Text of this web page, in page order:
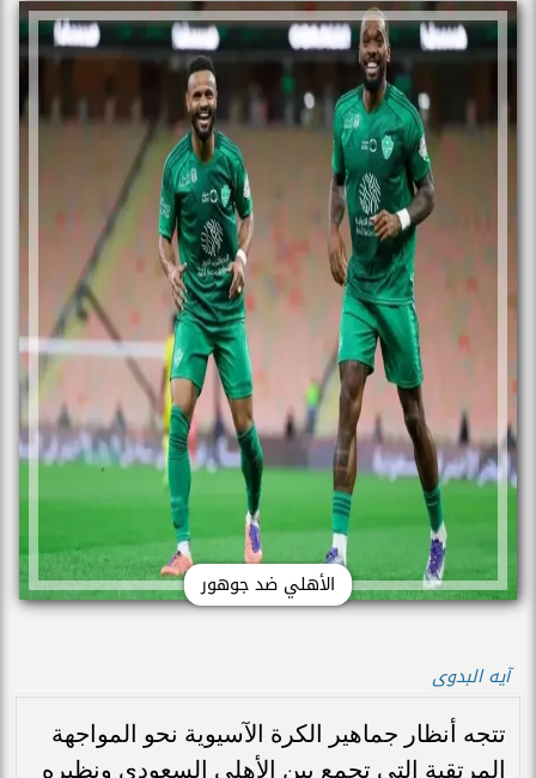
الأهلي ضد جوهور
آيه البدوى
تتجه أنظار جماهير الكرة الآسيوية نحو المواجهة
المرتقبة التي تجمع بين الأهلي السعودي ونظيره